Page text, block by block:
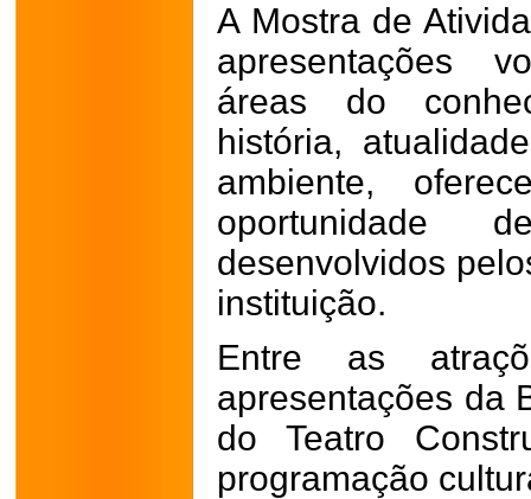
A Mostra de
apresentações
áreas do
história,
ambiente,
oportunidade
desenvolvidos
instituição.
Entre as
apresentações da
do Teatro
programação